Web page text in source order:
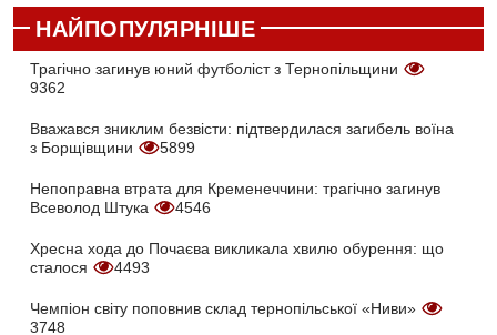
НАЙПОПУЛЯРНІШЕ
Трагічно загинув юний футболіст з Тернопільщини
9362
Вважався зниклим безвісти: підтвердилася загибель воїна
з Борщівщини
5899
Непоправна втрата для Кременеччини: трагічно загинув
Всеволод Штука
4546
Хресна хода до Почаєва викликала хвилю обурення: що
сталося
4493
Чемпіон світу поповнив склад тернопільської «Ниви»
3748